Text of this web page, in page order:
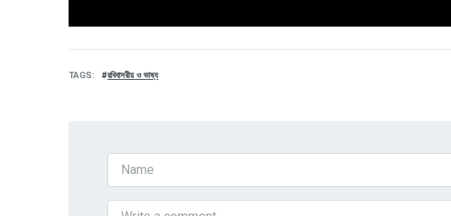
TAGS রবিবাসরীয় ও ভাষ্য